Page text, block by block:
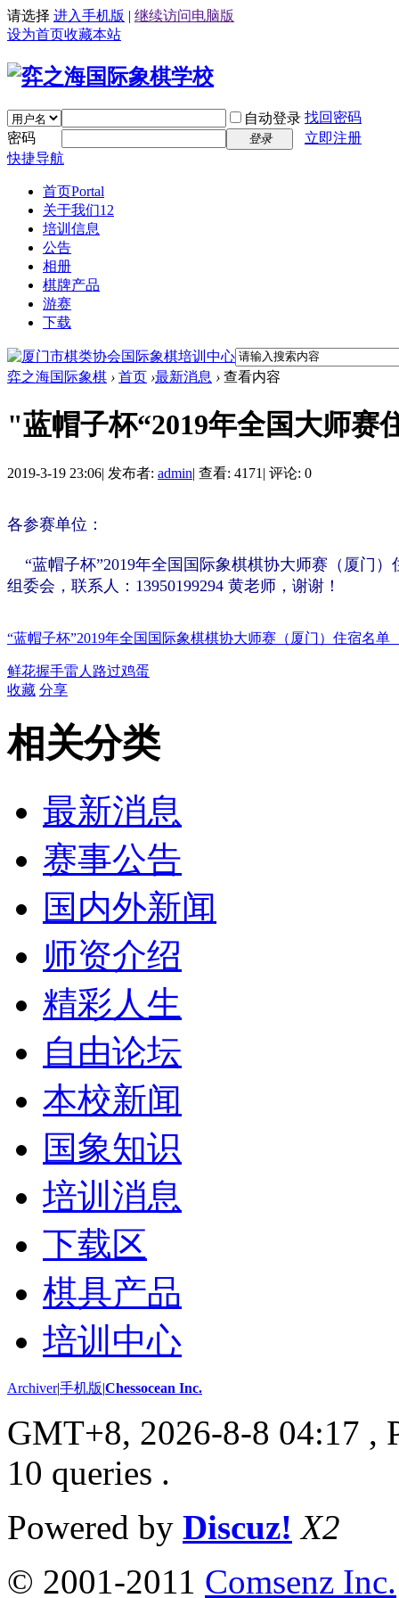
请选择 进入手机版 | 继续访问电脑版
设为首页收藏本站
自动登录 找回密码
密码
登录
立即注册
快捷导航
首页Portal
关于我们12
培训信息
公告
相册
棋牌产品
游赛
下载
弈之海国际象棋 › 首页 ›最新消息 › 查看内容
"蓝帽子杯“2019年全国大师赛
2019-3-19 23:06| 发布者: admin| 查看: 4171 | 评论: 0
各参赛单位：
“蓝帽子杯”2019年全国国际象棋棋协大师赛（厦门
组委会，联系人：13950199294 黄老师，谢谢！
“蓝帽子杯”2019年全国国际象棋棋协大师赛（厦门）住宿名单
鲜花握手雷人 路过鸡蛋
收藏 分享
相关分类
最新消息
赛事公告
国内外新闻
师资介绍
精彩人生
自由论坛
本校新闻
国象知识
培训消息
下载区
棋具产品
培训中心
Archiver|手机版|Chessocean Inc.
GMT+8, 2026-8-8 04:17 ,
10 queries .
Powered by Discuz! X2
© 2001-2011 Comsenz Inc.